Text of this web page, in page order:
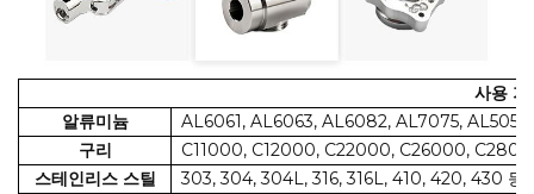
사용 가
알류미늄
AL6061, AL6063, AL6082, AL7075,
구리
C11000, C12000, C22000, C26000,
스테인리스 스틸
303, 304, 304L, 316, 316L, 410, 420, 430 등